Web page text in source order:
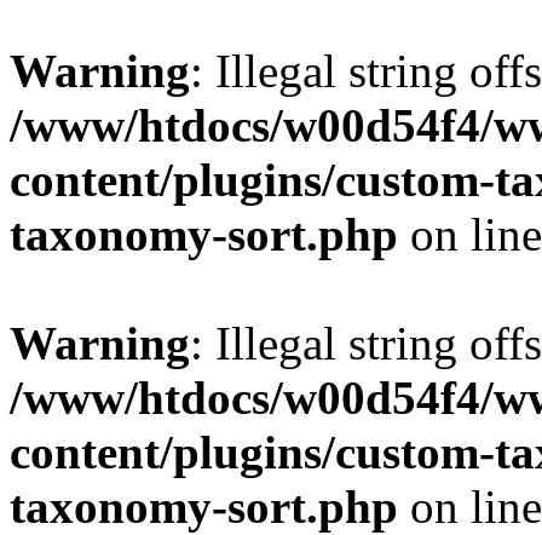
Warning: Illegal string
/www/htdocs/w00d54f4/
content/plugins/custom-
taxonomy-sort.php on
Warning: Illegal string
/www/htdocs/w00d54f4/
content/plugins/custom-
taxonomy-sort.php on